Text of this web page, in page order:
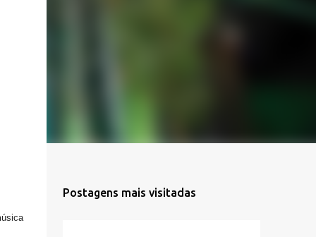
Postagens mais visitadas